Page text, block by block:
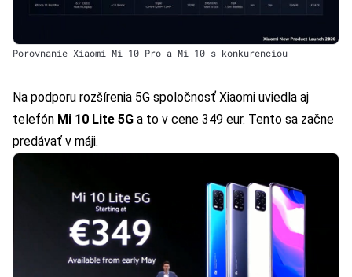
Porovnanie Xiaomi Mi 10 Pro a Mi 10 s konkurenciou
Na podporu rozšírenia 5G spoločnosť Xiaomi uviedla aj
telefón Mi 10 Lite 5G a to v cene 349 eur. Tento sa začne
predávať v máji.